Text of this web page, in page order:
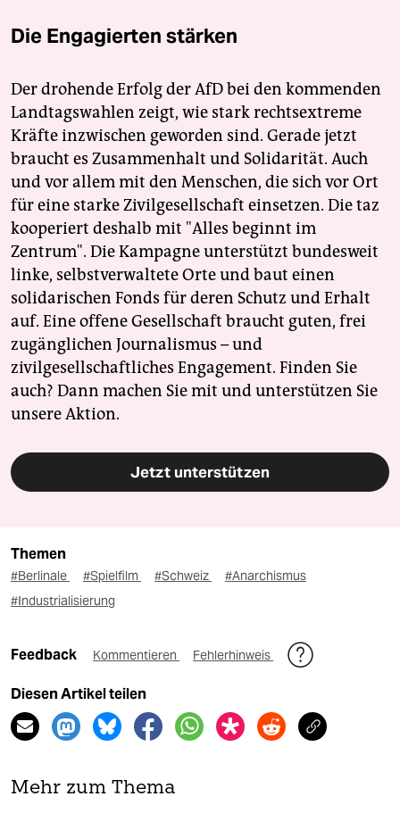
Die Engagierten stärken
Der drohende Erfolg der AfD bei den kommenden
Landtagswahlen zeigt, wie stark rechtsextreme
Kräfte inzwischen geworden sind. Gerade jetzt
braucht es Zusammenhalt und Solidarität. Auch
und vor allem mit den Menschen, die sich vor Ort
für eine starke Zivilgesellschaft einsetzen. Die taz
kooperiert deshalb mit "Alles beginnt im
Zentrum". Die Kampagne unterstützt bundesweit
linke, selbstverwaltete Orte und baut einen
solidarischen Fonds für deren Schutz und Erhalt
auf. Eine offene Gesellschaft braucht guten, frei
zugänglichen Journalismus – und
zivilgesellschaftliches Engagement. Finden Sie
auch? Dann machen Sie mit und unterstützen Sie
unsere Aktion.
Jetzt unterstützen
Themen
#Berlinale #Spielfilm #Schweiz
#Anarchismus
#Industrialisierung
Feedback Kommentieren Fehlerhinweis
Diesen Artikel teilen
Mehr zum Thema